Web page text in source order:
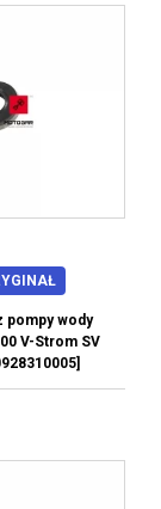
pompy wody
V-Strom SV